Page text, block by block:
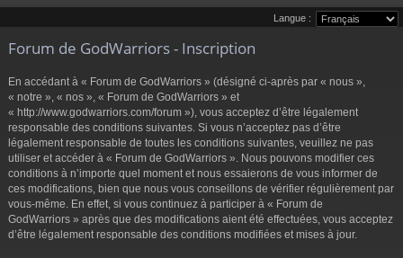
ci s
ptie
Langue :
Forum de GodWarriors - Inscription
En accédant à « Forum de GodWarriors » (désigné ci-après par « nous »,
« notre », « nos », « Forum de GodWarriors » et
« http://www.godwarriors.com/forum »), vous acceptez d’être légalement
responsable des conditions suivantes. Si vous n’acceptez pas d’être
légalement responsable de toutes les conditions suivantes, veuillez ne pas
utiliser et accéder à « Forum de GodWarriors ». Nous pouvons modifier ces
conditions à n’importe quel moment et nous essaierons de vous informer de
ces modifications, bien que nous vous conseillons de vérifier régulièrement par
vous-même. En effet, si vous continuez à participer à « Forum de
GodWarriors » après que des modifications aient été effectuées, vous acceptez
d’être légalement responsable des conditions modifiées et mises à jour.